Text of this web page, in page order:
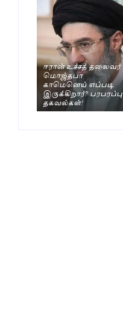
ஈரான் உச்சத் தலைவர்
மொஜ்தபா
காமெனெய் எப்படி
இருக்கிறார்? பரபரப்பு
தகவல்கள்!